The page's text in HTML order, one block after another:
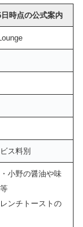
時点の公式案内
ス料別
小野の醤油や味
ンチトーストの